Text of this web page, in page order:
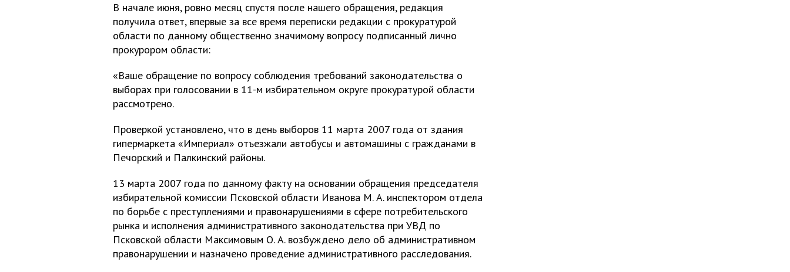
В начале июня, ровно месяц спустя после нашего обращения, редакция
получила ответ, впервые за все время переписки редакции с прокуратурой
области по данному общественно значимому вопросу подписанный лично
прокурором области:
«Ваше обращение по вопросу соблюдения требований законодательства о
выборах при голосовании в 11-м избирательном округе прокуратурой области
рассмотрено.
Проверкой установлено, что в день выборов 11 марта 2007 года от здания
гипермаркета «Империал» отъезжали автобусы и автомашины с гражданами в
Печорский и Палкинский районы.
13 марта 2007 года по данному факту на основании обращения председателя
избирательной комиссии Псковской области Иванова М. А. инспектором отдела
по борьбе с преступлениями и правонарушениями в сфере потребительского
рынка и исполнения административного законодательства при УВД по
Псковской области Максимовым О. А. возбуждено дело об административном
правонарушении и назначено проведение административного расследования.